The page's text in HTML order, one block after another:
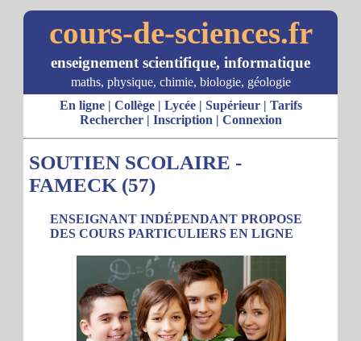
cours-de-sciences.fr
enseignement scientifique, informatique
maths, physique, chimie, biologie, géologie
En ligne| Collège| Lycée| Supérieur| Tarifs
Rechercher| Inscription | Connexion
SOUTIEN SCOLAIRE -
FAMECK (57)
ENSEIGNANT INDÉPENDANT PROPOSE
DES COURS PARTICULIERS EN LIGNE